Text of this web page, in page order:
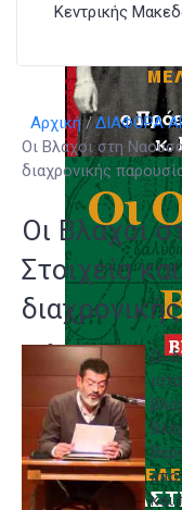
Κεντρικής
Αρχική
ΔΙΑΦΟΡΑ
Οι Βλαχοι στη
διαχρονικής
Οι Βλαχοι
Στοιχεία
Οι
και